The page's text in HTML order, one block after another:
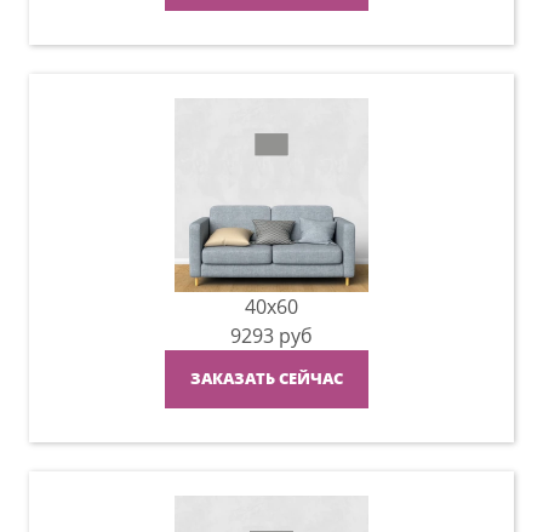
40x60
9293 руб
ЗАКАЗАТЬ СЕЙЧАС